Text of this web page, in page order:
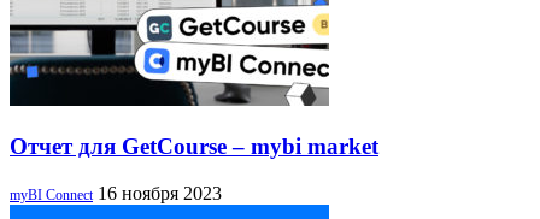
Отчет для GetCourse – mybi market
myBI Connect 16 ноября 2023